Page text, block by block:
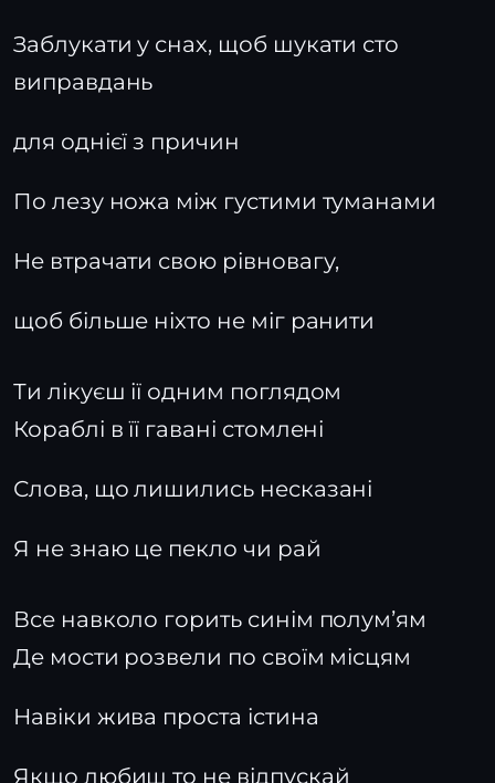
Заблукати у снах, щоб шукати сто
виправдань
для однієї з причин
По лезу ножа між густими туманами
Не втрачати свою рівновагу,
щоб більше ніхто не міг ранити
Ти лікуєш ії одним поглядом
Кораблі в її гавані стомлені
Слова, що лишились несказані
Я не знаю це пекло чи рай
Все навколо горить синім полумʼям
Де мости розвели по своїм місцям
Навіки жива проста істина
Якщо любиш то не відпускай